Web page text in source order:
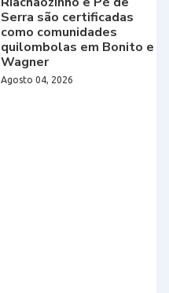
Serra são certificadas
como comunidades
quilombolas em Bonito e
Wagner
Agosto 04, 2026